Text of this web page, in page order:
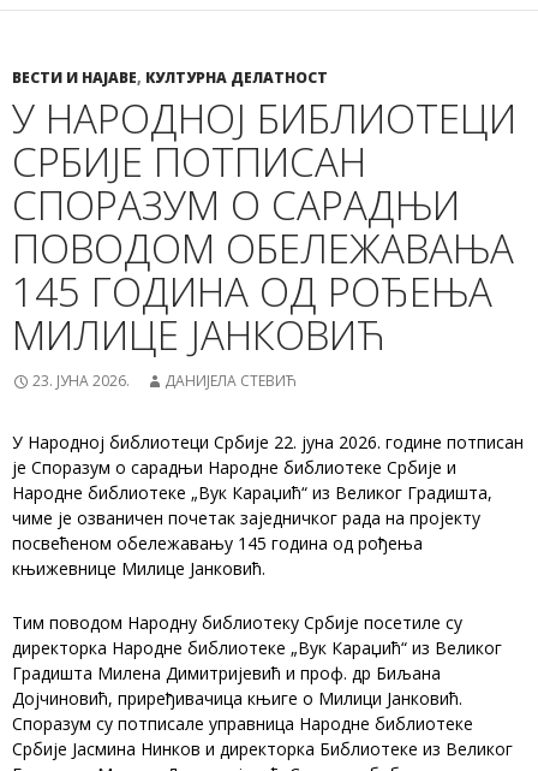
ВЕСТИ И НАЈАВЕ, КУЛТУРНА ДЕЛАТНОСТ
У НАРОДНОЈ БИБЛИОТЕЦИ
СРБИЈЕ ПОТПИСАН
СПОРАЗУМ О САРАДЊИ
ПОВОДОМ ОБЕЛЕЖАВАЊА
145 ГОДИНА ОД РОЂЕЊА
МИЛИЦЕ ЈАНКОВИЋ
23. ЈУНА 2026. ДАНИЈЕЛА СТЕВИЋ
У Народној библиотеци Србије 22. јуна 2026. године потписан
је Споразум о сарадњи Народне библиотеке Србије и
Народне библиотеке „Вук Караџић“ из Великог Градишта,
чиме је озваничен почетак заједничког рада на пројекту
посвећеном обележавању 145 година од рођења
књижевнице Милице Јанковић.
Тим поводом Народну библиотеку Србије посетиле су
директорка Народне библиотеке „Вук Караџић“ из Великог
Градишта Милена Димитријевић и проф. др Биљана
Дојчиновић, приређивачица књиге о Милици Јанковић.
Споразум су потписале управница Народне библиотеке
Србије Јасмина Нинков и директорка Библиотеке из Великог